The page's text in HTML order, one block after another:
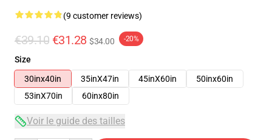
(9 customer reviews)
€39.10 €31.28 $34.00 -20%
Size
30inx40in
35inX47in 45inX60in
50inx60in
53inX70in
60inx80in
Voir le guide des tailles